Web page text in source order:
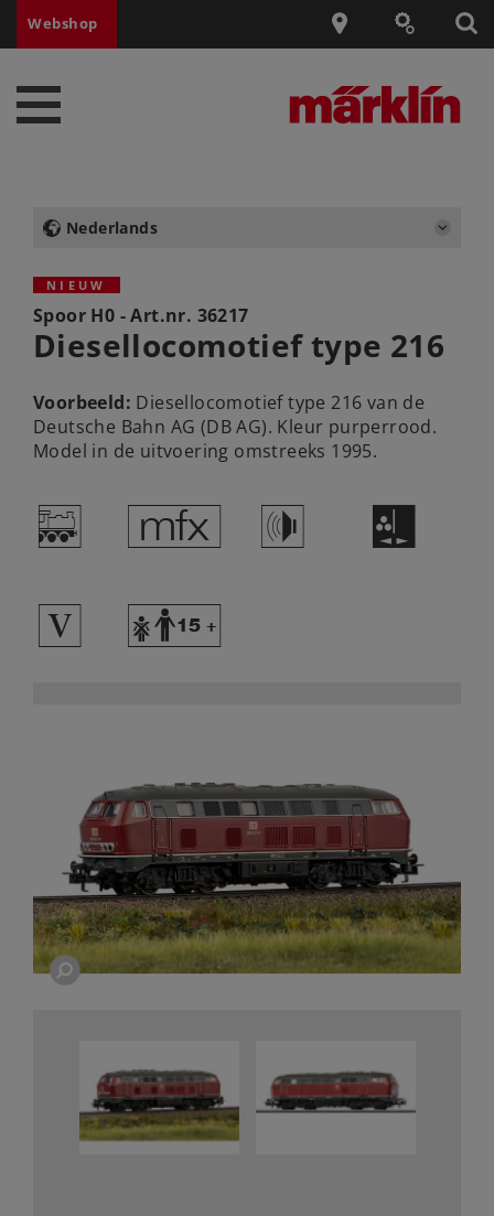
Webshop
Nederlands
NIEUW
Spoor H0 - Art.nr. 36217
Diesellocomotief type 216
Voorbeeld: Diesellocomotief type 216 van de
Deutsche Bahn AG (DB AG). Kleur purperrood.
Model in de uitvoering omstreeks 1995.
/ e h H
5 Y